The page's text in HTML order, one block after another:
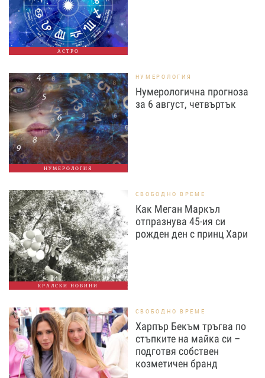
АСТРО
НУМЕРОЛОГИЯ
НУМЕРОЛОГИЯ
Нумерологична прогноза
за 6 август, четвъртък
КРАЛСКИ НОВИНИ
СВОБОДНО ВРЕМЕ
Как Меган Маркъл
отпразнува 45-ия си
рожден ден с принц Хари
СВОБОДНО ВРЕМЕ
Харпър Бекъм тръгва по
стъпките на майка си –
подготвя собствен
козметичен бранд